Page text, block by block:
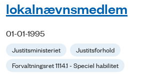
lokalnævnsmedlem
01-01-1995
Justitsministeriet
Justitsforhold
Forvaltningsret 1114.1 - Speciel habilitet